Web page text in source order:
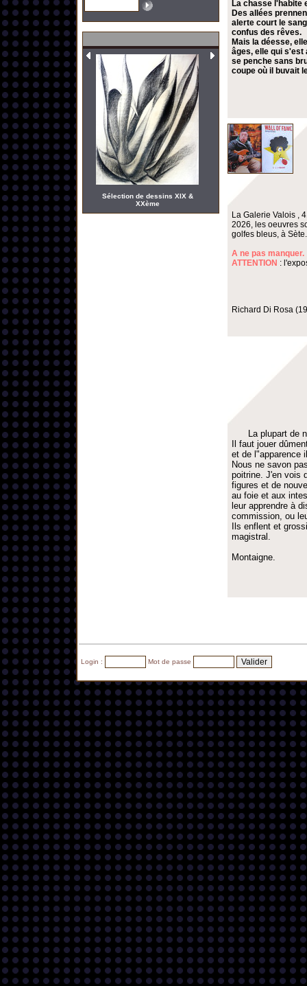
Sélection de dessins XIX &
XXème
La chasse l'habite
Des allées
alerte court le
confus des rêves.
Mais la déesse,
âges, elle qui s'est
se penche sans
coupe où il buvait
La Galerie Valois ,
2026, les oeuvres
golfes bleus, à Sète.
A ne pas manquer.
ATTENTION :
Richard Di Rosa
La plupart de
Il faut jouer
et de l"apparence
Nous ne savon
poitrine. J'en vois
figures et de
au foie et aux
leur apprendre à
commission, ou
Ils enflent et
magistral.
Montaigne.
Login : Mot de passe